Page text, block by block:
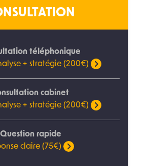
téléphonique
+ stratégie (200€)
cabinet
+ stratégie (200€)
Question rapide
claire (75€)